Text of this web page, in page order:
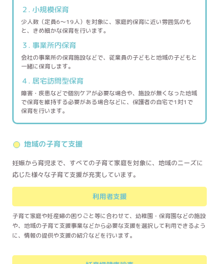
２. 小規模保育
少人数（定員6〜19人）を対象に、家庭的保育に近い雰囲気のも
と、きめ細かな保育を行います。
３. 事業所内保育
会社の事業所の保育施設などで、従業員の子どもと地域の子どもと
一緒に保育します。
４. 居宅訪問型保育
障害・疾患などで個別ケアが必要な場合や、施設が無くなった地域
で保育を維持する必要がある場合などに、保護者の自宅で1対1で
保育を行います。
地域の子育て支援
妊娠から育児まで、すべての子育て家庭を対象に、地域のニーズに
応じた様々な子育て支援が充実しています。
利用者支援
子育て家庭や妊産婦の困りごと等に合わせて、幼稚園・保育園などの施設
や、地域の子育て支援事業などから必要な支援を選択して利用できるよう
に、情報の提供や支援の紹介などを行います。